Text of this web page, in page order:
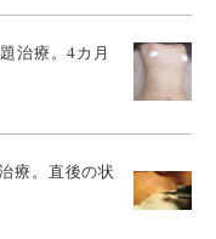
治療。4カ月
療。直後の状